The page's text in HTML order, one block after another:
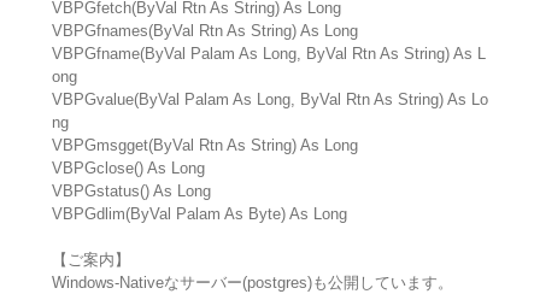
VBPGfetch(ByVal Rtn As String) As Long
VBPGfnames(ByVal Rtn As String) As Long
VBPGfname(ByVal Palam As Long, ByVal Rtn As String) As L
ong
VBPGvalue(ByVal Palam As Long, ByVal Rtn As String) As Lo
ng
VBPGmsgget(ByVal Rtn As String) As Long
VBPGclose() As Long
VBPGstatus() As Long
VBPGdlim(ByVal Palam As Byte) As Long
【ご案内】
Windows-Nativeなサーバー(postgres)も公開しています。